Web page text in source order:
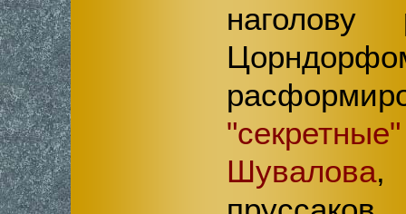
наголову
Шувалова,